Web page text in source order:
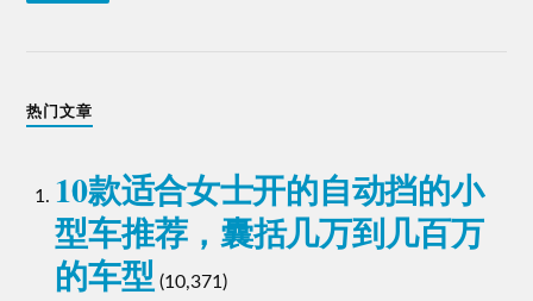
热门文章
10款适合女士开的自动挡的小
型车推荐，囊括几万到几百万
的车型 (10,371)